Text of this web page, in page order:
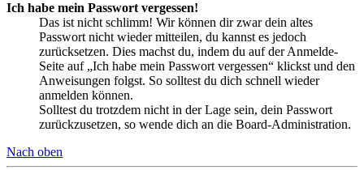
Ich habe mein Passwort vergessen!
Das ist nicht schlimm! Wir können dir zwar dein altes
Passwort nicht wieder mitteilen, du kannst es jedoch
zurücksetzen. Dies machst du, indem du auf der Anmelde-
Seite auf „Ich habe mein Passwort vergessen“ klickst und den
Anweisungen folgst. So solltest du dich schnell wieder
anmelden können.
Solltest du trotzdem nicht in der Lage sein, dein Passwort
zurückzusetzen, so wende dich an die Board-Administration.
Nach oben